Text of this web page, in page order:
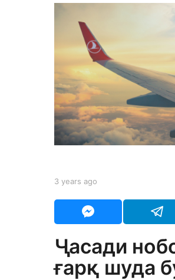
y
a
s
a
g
o
b
S
o
d
m
n
3 years ago
r
a
o
Ҷасади
ғарқ шуда